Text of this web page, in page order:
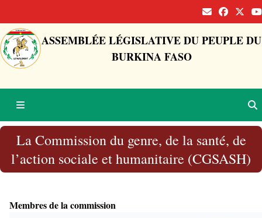
ASSEMBLÉE LÉGISLATIVE DU PEUPLE DU
BURKINA FASO
La Commission du genre, de la santé, de
l’action sociale et humanitaire (CGSASH)
Membres de la commission